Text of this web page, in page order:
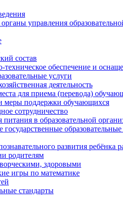
управления
состав
техническое обеспечение и
услуги
деятельность
для приема (перевода)
меры поддержки обучающихся
сотрудничество
питания в образовательной
государственные
развития ребёнка
родителям
здоровыми
игры по математике
стандарты